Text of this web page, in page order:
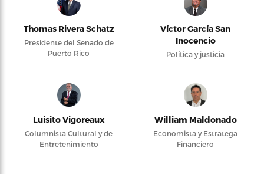
Thomas Rivera Schatz
Presidente del Senado de
Puerto Rico
Víctor García San
Inocencio
Política y justicia
Luisito Vigoreaux
Columnista Cultural y de
Entretenimiento
William Maldonado
Economista y Estratega
Financiero